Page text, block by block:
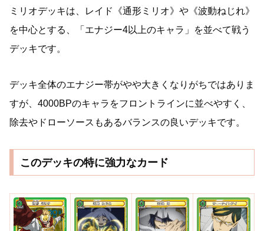
ミリオデッキは、レイド《通形ミリオ》や《波動ねじれ》
を中心とする、「エナジー4以上のキャラ」を並べて戦う
デッキです。
デッキ全体のエナジー帯がやや大きくなりがちではありま
すが、4000BPのキャラをフロントラインに並べやすく、
除去やドローソースもあるバランスの良いデッキです。
このデッキの特に強力なカード